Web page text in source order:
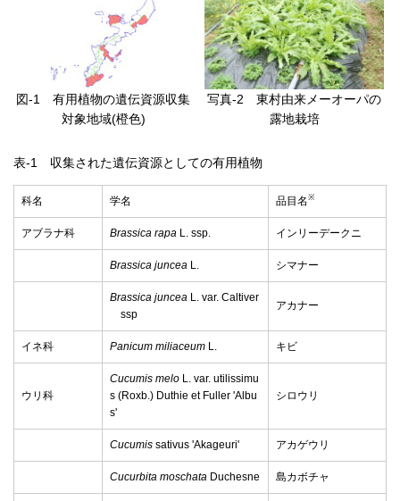
図-1 有用植物の遺伝資源収集
対象地域(橙色)
写真-2 東村由来メーオーパの
露地栽培
表-1 収集された遺伝資源としての有用植物
科名 学名 品目名 ※
アブラナ科 Brassica rapa L. ssp. インリーデークニ
Brassica juncea L. シマナー
Brassica juncea L. var. Caltiver
ssp
アカナー
イネ科 Panicum miliaceum L. キビ
ウリ科
Cucumis melo L. var. utilissimu
s (Roxb.) Duthie et Fuller 'Albu
s'
シロウリ
Cucumis sativus 'Akageuri' アカゲウリ
Cucurbita moschata Duchesne 島カボチャ